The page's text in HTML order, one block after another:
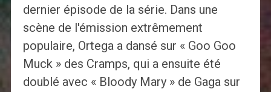
dernier épisode de la série. Dans une
scène de l'émission extrêmement
populaire, Ortega a dansé sur « Goo Goo
Muck » des Cramps, qui a ensuite été
doublé avec « Bloody Mary » de Gaga sur